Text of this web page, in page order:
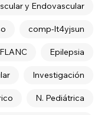
y Endovascular
comp-lt4yjsun
Epilepsia
FLANC
Investigación
N. Pediátrica